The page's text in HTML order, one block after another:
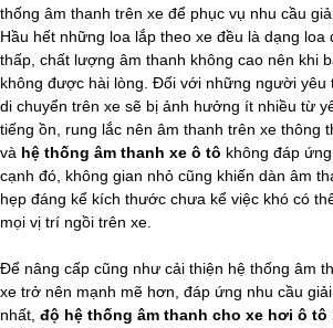
thống âm thanh trên xe để phục vụ nhu cầu
Hầu hết những loa lắp theo xe đều là dạng loa
thấp, chất lượng âm thanh không cao nên khi
không được hài lòng. Đối với những người yêu
di chuyển trên xe sẽ bị ảnh hưởng ít nhiều từ
tiếng ồn, rung lắc nên âm thanh trên xe thông
và hệ thống âm thanh xe ô tô không đáp
cạnh đó, không gian nhỏ cũng khiến dàn âm
hẹp đáng kể kích thước chưa kể việc khó có
mọi vị trí ngồi trên xe.
Để nâng cấp cũng như cải thiện hệ thống âm
xe trở nên mạnh mẽ hơn, đáp ứng nhu cầu
nhất, độ hệ thống âm thanh cho xe hơi ô tô